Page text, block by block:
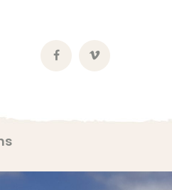
FacebookVimeo